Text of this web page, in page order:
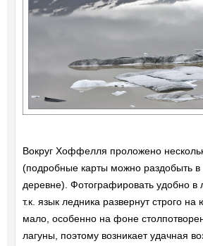
Вокруг Хоффелля проложено
(подробные карты можно раздобыть
деревне). Фотографировать удобно в
т.к. язык ледника развернут строго на
мало, особенно на фоне
лагуны, поэтому возникает удачная